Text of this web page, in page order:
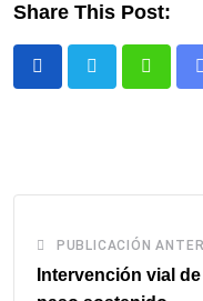
Share This Post:
PUBLICACIÓN
Intervención vial